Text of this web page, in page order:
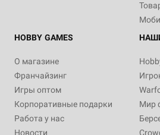
HOBBY GAMES
О магазине
Франчайзинг
Игры оптом
Корпоративные подарки
Работа у нас
Новости
Мир